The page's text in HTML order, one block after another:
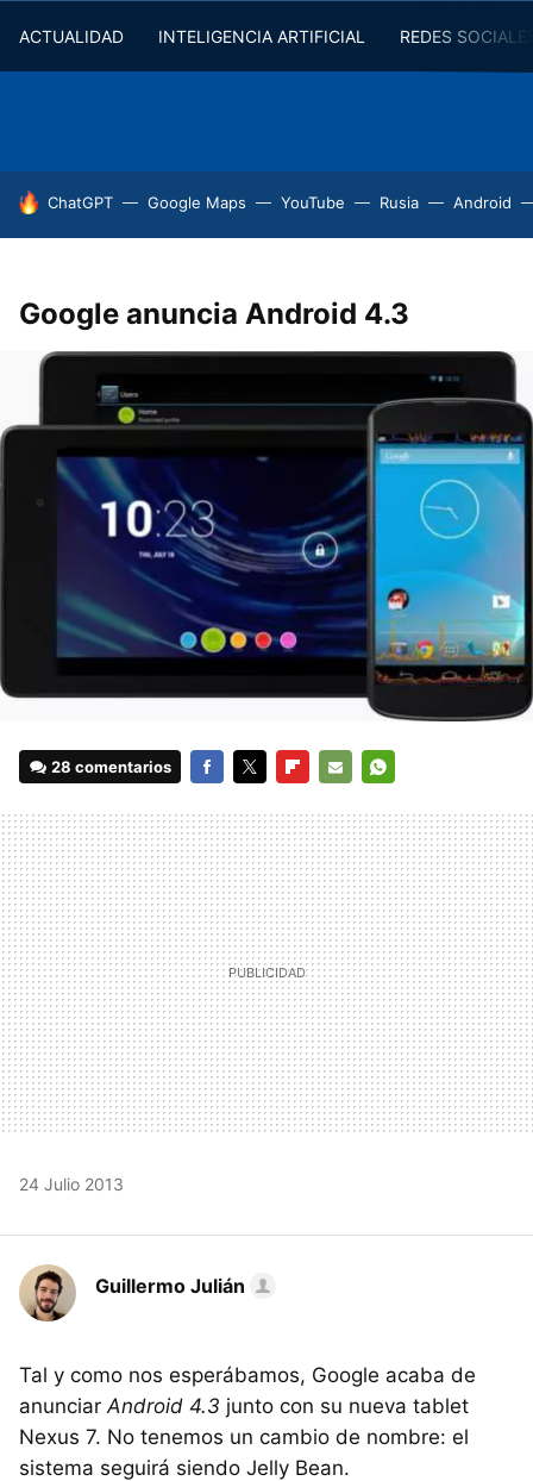
ACTUALIDAD INTELIGENCIA ARTIFICIAL REDES
HOY SE HABLA DE
ChatGPT Google Maps YouTube Rusia Android
Google anuncia Android 4.3
28 comentarios
MAIL
24 Julio 2013
Guillermo Julián
Tal y como nos esperábamos, Google acaba de
anunciar Android 4.3 junto con su nueva tablet
Nexus 7. No tenemos un cambio de nombre: el
sistema seguirá siendo Jelly Bean.